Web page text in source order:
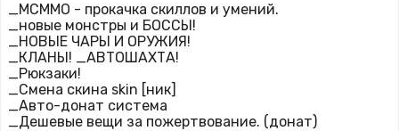
_MCMMO - прокачка скиллов и умений.
_новые монстры и БОССЫ!
_НОВЫЕ ЧАРЫ И ОРУЖИЯ!
_КЛАНЫ! _АВТОШАХТА!
_Рюкзаки!
_Смена скина skin [ник]
_Авто-донат система
_Дешевые вещи за пожертвование. (донат)